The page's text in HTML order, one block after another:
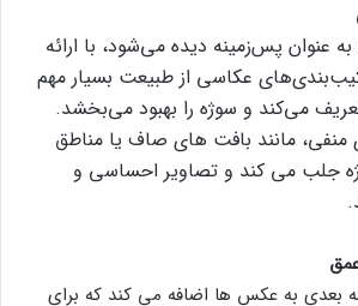
عنوان پس‌زمینه دیده می‌شود، با ارائه
عکاسی از طبیعت بسیار مهم
می‌کند و سوژه را بهبود می‌بخشد.
منفی، مانند بافت های صاف یا مناطق
جلب می کند و تصاویر احساسی و
بعدی به عکس ها اضافه می کند که برای